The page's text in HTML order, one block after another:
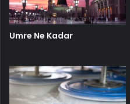
Umre Ne Kadar